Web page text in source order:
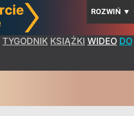
ROZWIŃ ▼
TYGODNIK KSIĄŻKI WIDEO DO